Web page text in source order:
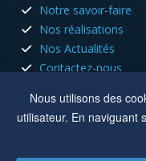
Nous utilisons des
utilisateur. En naviguant
Notre savoir-faire
Nos réalisations
Nos Actualités
Contactez-nous
HORAIRES
Nous sommes ouvert